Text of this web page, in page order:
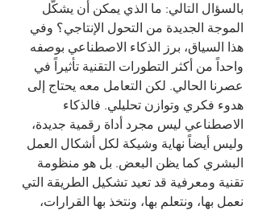
بالسؤال التالي: ما الذي يمكن أن يشكّل
الموجة الجديدة من التحول الإنتاجي؟ وفي
هذا السياق، برز الذكاء الاصطناعي بوصفه
واحداً من أكثر التطورات التقنية تأثيراً في
عصرنا الحالي. لكن التعامل معه يحتاج إلى
هدوء فكري وتوازن تحليلي. فالذكاء
الاصطناعي ليس مجرد أداة رقمية جديدة،
وليس أيضاً نهاية وشيكة لكل أشكال العمل
البشري كما يظن البعض. بل هو منظومة
تقنية ومعرفية قد تعيد تشكيل الطريقة التي
نعمل بها، ونتعلم بها، ونتخذ بها القرارات،